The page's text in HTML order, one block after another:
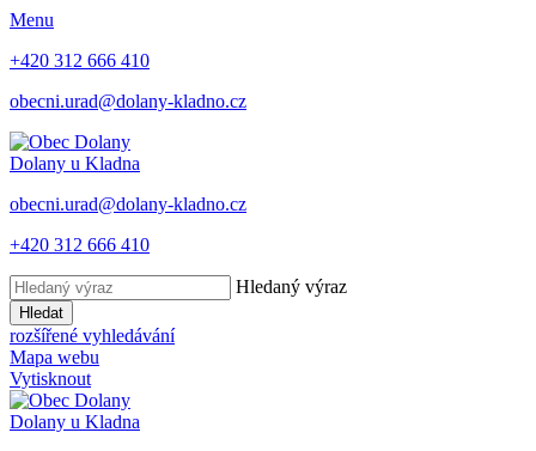
Menu
+420 312 666 410
obecni.urad@dolany-kladno.cz
Dolany u Kladna
obecni.urad@dolany-kladno.cz
+420 312 666 410
Hledaný výraz
Hledat
rozšířené vyhledávání
Mapa webu
Vytisknout
Dolany u Kladna